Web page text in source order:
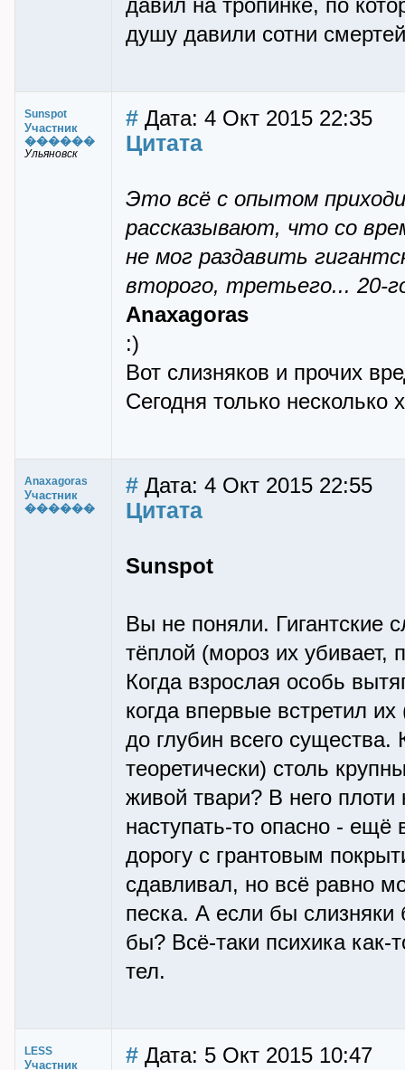
давил на тропинке, по
душу давили сотни
Sunspot
Участник
������
Ульяновск
# Дата: 4 Окт 2015 22:35
Цитата
Это всё с опытом
рассказывают, что со
не мог раздавить
второго, третьего... 20-
Anaxagoras
:)
Вот слизняков и прочих
Сегодня только несколько
Anaxagoras
Участник
������
# Дата: 4 Окт 2015 22:55
Цитата
Sunspot
Вы не поняли. Гигантские
тёплой (мороз их убивает,
Когда взрослая особь
когда впервые встретил
до глубин всего
теоретически) столь
живой твари? В него
наступать-то опасно - ещё
дорогу с грантовым
сдавливал, но всё равно
песка. А если бы
бы? Всё-таки психика как-
тел.
LESS
Участник # Дата: 5 Окт 2015 10:47